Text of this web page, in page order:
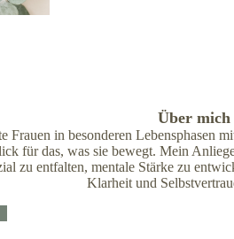
Über mich
Frauen in besonderen Lebensphasen
für das, was sie bewegt. Mein
zu entfalten, mentale Stärke zu
Klarheit und